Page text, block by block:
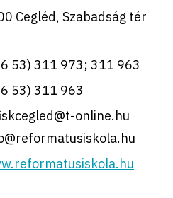
Cegléd, Szabadság tér
53) 311 973; 311 963
53) 311 963
online.hu